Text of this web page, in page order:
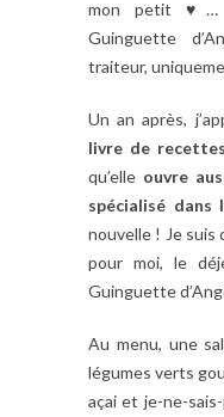
mon petit ♥ …
Guinguette
traiteur,
Un an après,
livre de
qu’elle ouvre
spécialisé dans
nouvelle ! Je suis
pour moi, le
Guinguette
Au menu, une
légumes verts
açai et je-ne-